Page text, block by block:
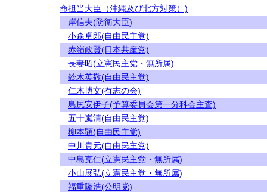
命担当大臣（沖縄及び北方対策）)
岸信夫(防衛大臣)
小森卓郎(自由民主党)
赤嶺政賢(日本共産党)
長妻昭(立憲民主党・無所属)
鈴木英敬(自由民主党)
仁木博文(有志の会)
島尻安伊子(予算委員会第一分科会主査)
五十嵐清(自由民主党)
柳本顕(自由民主党)
中川貴元(自由民主党)
中島克仁(立憲民主党・無所属)
小山展弘(立憲民主党・無所属)
福重隆浩(公明党)